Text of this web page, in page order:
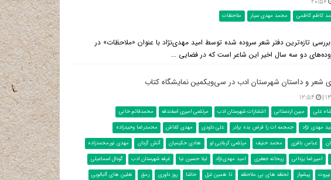
کاظم کاظمی محمد مهدی سیار ملاحظات
تازه‌ترین دفتر شعر سروده شده توسط امید مهدی‌نژاد با عنوان «ملاحظات» در
دو سه سال اخیر این شاعر است که در فضایی ...
شعر و داستان شهرستان ادب در سی‌ویکمین نمایشگاه کتاب
۱۲:۵۴
علی مبین اردستانی انتشارات شهرستان ادب مرتضی امیری اسفندقه
محمدقائم خانی
مهدی نژاد جمجمه ات را قرض بده برادر علی داودی مهدی کفاش
محمدرضا وحیدزاده
عباس باقری محمد حنیف مرتضی کربلایی لو هادی حکیمیان آتش گردان
مهدی نورمحمدزاده
امیررضا یزدانی ریحانه جعفری امید مهدی‌نژاد لیلا حسین نیا غرفه شهرستان ادب
گودال اسماعیلی
پیشواز لحظه های بی ملاحظه تا همین غزل حاشا روز داوری رمق
نعلین های آلبالویی